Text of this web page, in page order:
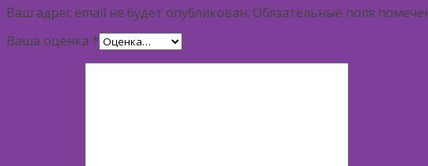
Ваш адрес email не будет опубликован. Обязательные поля
Ваша оценка *